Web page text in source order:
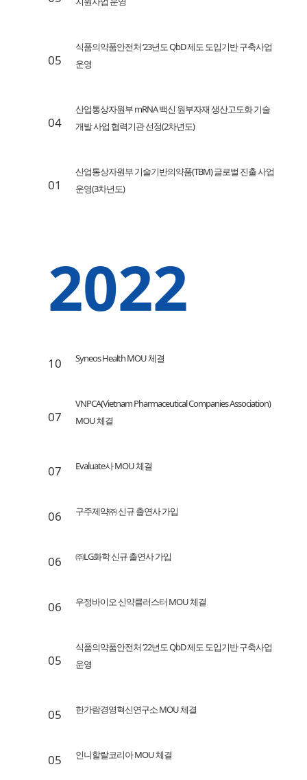
05
식품의약품안전처 ‘23년도 QbD 제도 도입기반 구축사업
운영
04
산업통상자원부 mRNA 백신 원부자재 생산고도화 기술
개발 사업 협력기관 선정(2차년도)
01
산업통상자원부 기술기반의약품(TBM) 글로벌 진출 사업
운영(3차년도)
2022
10 Syneos Health MOU 체결
07
VNPCA(Vietnam Pharmaceutical Companies Association)
MOU 체결
07 Evaluate사 MOU 체결
06 구주제약㈜ 신규 출연사 가입
06 ㈜LG화학 신규 출연사 가입
06 우정바이오 신약클러스터 MOU 체결
05
식품의약품안전처 ‘22년도 QbD 제도 도입기반 구축사업
운영
05 한가람경영혁신연구소 MOU 체결
05 인니할랄코리아 MOU 체결